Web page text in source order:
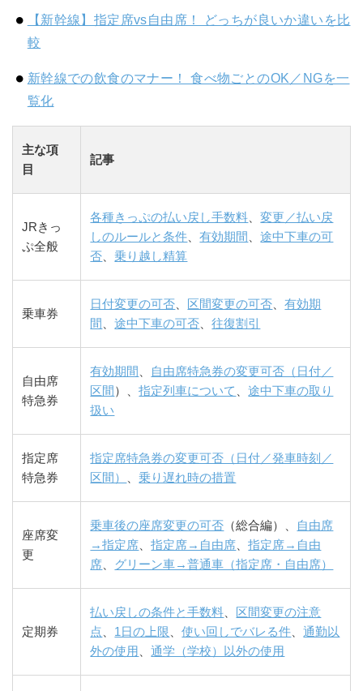
【新幹線】指定席vs自由席！ どっちが良いか違いを比
較
新幹線での飲食のマナー！ 食べ物ごとのOK／NGを一
覧化
主な項
目
記事
JRきっ
ぷ全般
各種きっぷの払い戻し手数料 、変更／払い戻
しのルールと条件 、有効期間 、途中下車の可
否 、乗り越し精算
乗車券
日付変更の可否 区間変更の可否 、有効期
間
、途中下車の可否 、往復割引
自由席
特急券
有効期間
自由席特急券の変更可否（日付／
区間 ）、指定列車について 、途中下車の取り
扱い
指定席
特急券
指定席特急券の変更可否（日付／発車時刻／
区間）
、乗り遅れ時の措置
座席変
更
乗車後の座席変更の可否 （総合編）、 自由席
→指定席 、指定席→自由席 、指定席→自由
席
グリーン車→普通車（指定席・自由席）
定期券
払い戻しの条件と手数料
区間変更の注意
点
1日の上限 、使い回しでバレる件 、通勤以
外の使用
、通学（学校）以外の使用